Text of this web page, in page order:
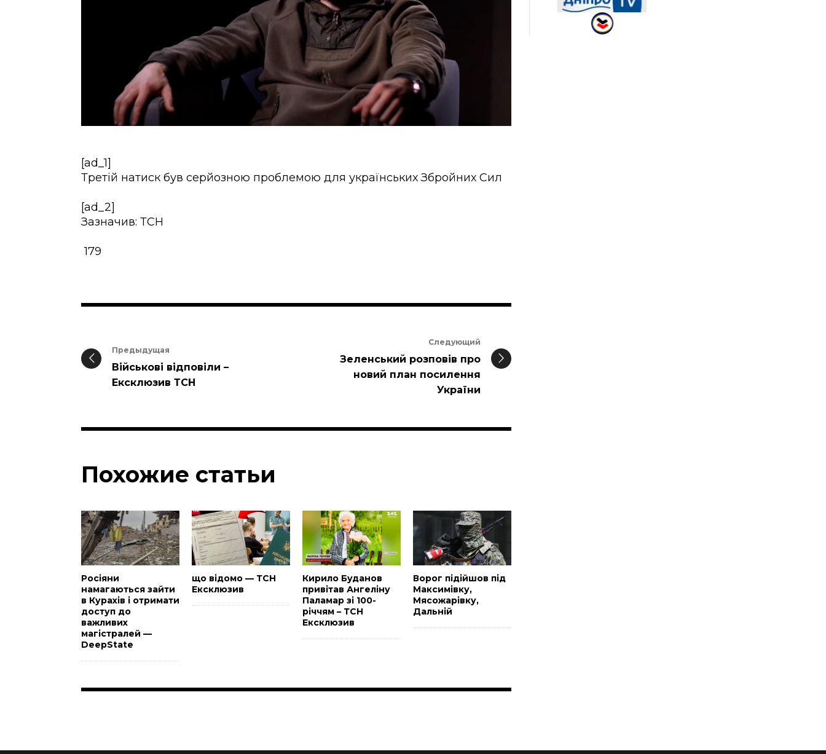
[ad_1]
Третій натиск був серйозною проблемою для українських Збройних Сил
[ad_2]
Зазначив: ТСН
179
Предыдущая
Військові відповіли –
Ексклюзив ТСН
Следующий
Зеленський розповів про
новий план посилення
України
Похожие статьи
Росіяни
намагаються зайти
в Курахів і отримати
доступ до
важливих
магістралей —
DeepState
що відомо — ТСН
Ексклюзив
Кирило Буданов
привітав Ангеліну
Паламар зі 100-
річчям – ТСН
Ексклюзив
Ворог підійшов під
Максимівку,
Мясожарівку,
Дальній